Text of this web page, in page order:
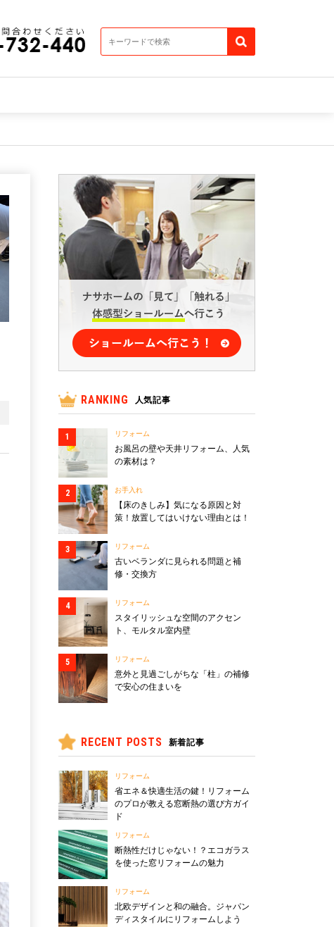
RANKING 人気記事
リフォーム
お風呂の壁や天井リフォーム、人気
の素材は？
お手入れ
【床のきしみ】気になる原因と対
策！放置してはいけない理由とは！
リフォーム
古いベランダに見られる問題と補
修・交換方
リフォーム
スタイリッシュな空間のアクセン
ト、モルタル室内壁
リフォーム
意外と見過ごしがちな「柱」の補修
で安心の住まいを
RECENT POSTS 新着記事
リフォーム
省エネ＆快適生活の鍵！リフォーム
のプロが教える窓断熱の選び方ガイ
ド
リフォーム
断熱性だけじゃない！？エコガラス
を使った窓リフォームの魅力
リフォーム
北欧デザインと和の融合。ジャパン
ディスタイルにリフォームしよう